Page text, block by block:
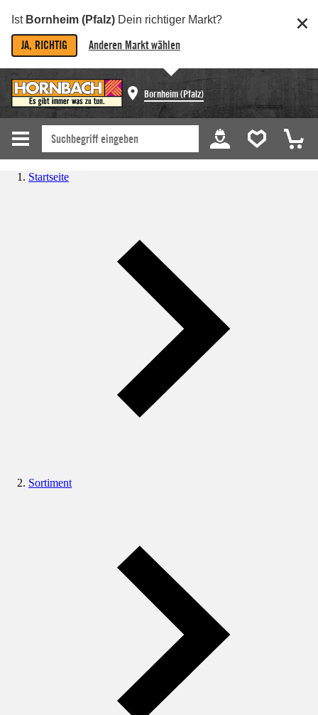
Ist Bornheim (Pfalz) Dein richtiger Markt?
JA, RICHTIG Anderen Markt wählen
Bornheim (Pfalz)
Startseite
Sortiment